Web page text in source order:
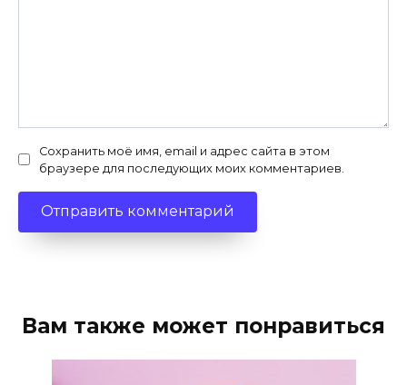
Сохранить моё имя, email и адрес сайта в этом
браузере для последующих моих комментариев.
Вам также может понравиться